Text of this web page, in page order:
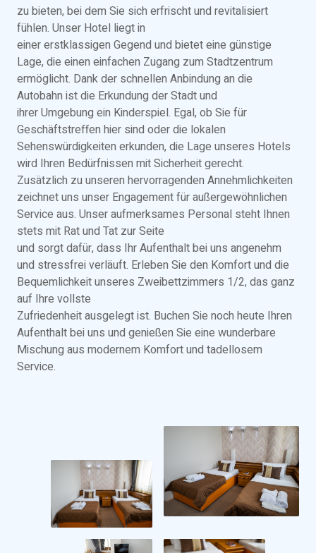
zu bieten, bei dem Sie sich erfrischt und revitalisiert
fühlen. Unser Hotel liegt in
einer erstklassigen Gegend und bietet eine günstige
Lage, die einen einfachen Zugang zum Stadtzentrum
ermöglicht. Dank der schnellen Anbindung an die
Autobahn ist die Erkundung der Stadt und
ihrer Umgebung ein Kinderspiel. Egal, ob Sie für
Geschäftstreffen hier sind oder die lokalen
Sehenswürdigkeiten erkunden, die Lage unseres Hotels
wird Ihren Bedürfnissen mit Sicherheit gerecht.
Zusätzlich zu unseren hervorragenden Annehmlichkeiten
zeichnet uns unser Engagement für außergewöhnlichen
Service aus. Unser aufmerksames Personal steht Ihnen
stets mit Rat und Tat zur Seite
und sorgt dafür, dass Ihr Aufenthalt bei uns angenehm
und stressfrei verläuft. Erleben Sie den Komfort und die
Bequemlichkeit unseres Zweibettzimmers 1/2, das ganz
auf Ihre vollste
Zufriedenheit ausgelegt ist. Buchen Sie noch heute Ihren
Aufenthalt bei uns und genießen Sie eine wunderbare
Mischung aus modernem Komfort und tadellosem
Service.